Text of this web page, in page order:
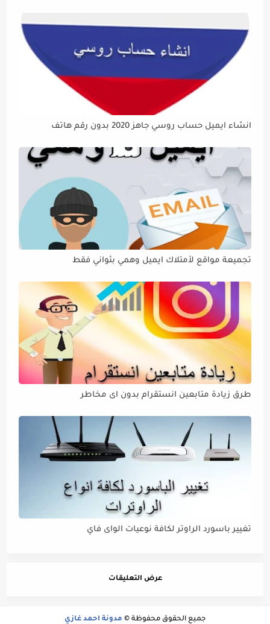
انشاء ايميل حساب روسي جاهز 2020 بدون رقم هاتف
تجميعة مواقع لأمتلاك ايميل وهمي بثواني فقط
طرق زيادة متابعين انستقرام بدون اى مخاطر
تغيير باسورد الراوتر لكافة نوعيات الواى فاي
عرض التعليقات
جميع الحقوق محفوظة © مدونة احمد غازي